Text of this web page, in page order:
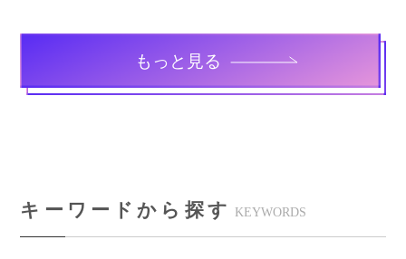
もっと見る
キーワードから探す KEYWORDS